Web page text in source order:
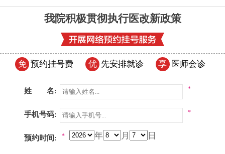
我院积极贯彻执行医改新政策
免 预约挂号费 优 先安排就诊 享 医师会诊
姓 名: *
手机号码: *
预约时间: 年 月 日
*